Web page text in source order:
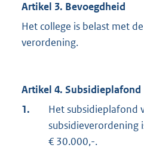
Artikel 3. Bevoegdheid
Het college is belast met
verordening.
Artikel 4. Subsidieplafond
1.
Het subsidieplafond
subsidieverordening
€ 30.000,-.